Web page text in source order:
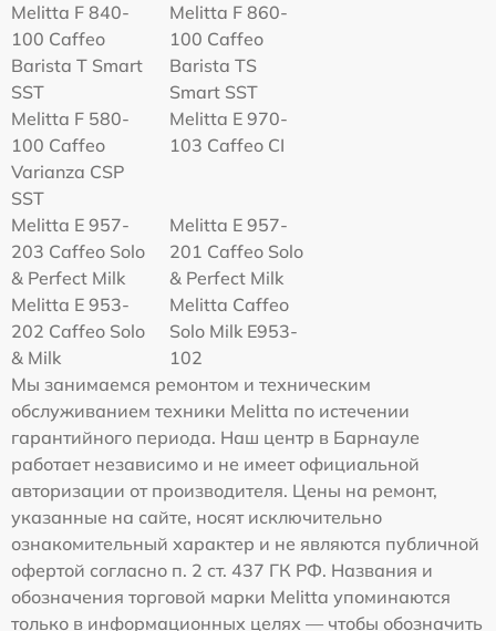
Melitta F 840-
100 Caffeo
Barista T Smart
SST
Melitta F 860-
100 Caffeo
Barista TS
Smart SST
Melitta F 580-
100 Caffeo
Varianza CSP
SST
Melitta Е 970-
103 Caffeo CI
Melitta E 957-
203 Caffeo Solo
& Perfect Milk
Melitta E 957-
201 Caffeo Solo
& Perfect Milk
Melitta Е 953-
202 Caffeo Solo
& Milk
Melitta Caffeo
Solo Milk E953-
102
Мы занимаемся ремонтом и техническим
обслуживанием техники Melitta по истечении
гарантийного периода. Наш центр в Барнауле
работает независимо и не имеет официальной
авторизации от производителя. Цены на ремонт,
указанные на сайте, носят исключительно
ознакомительный характер и не являются публичной
офертой согласно п. 2 ст. 437 ГК РФ. Названия и
обозначения торговой марки Melitta упоминаются
только в информационных целях — чтобы обозначить